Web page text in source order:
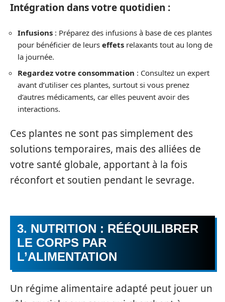
Intégration dans votre quotidien :
Infusions : Préparez des infusions à base de ces plantes
pour bénéficier de leurs effets relaxants tout au long de
la journée.
Regardez votre consommation : Consultez un expert
avant d’utiliser ces plantes, surtout si vous prenez
d’autres médicaments, car elles peuvent avoir des
interactions.
Ces plantes ne sont pas simplement des
solutions temporaires, mais des alliées de
votre santé globale, apportant à la fois
réconfort et soutien pendant le sevrage.
3. NUTRITION : RÉÉQUILIBRER
LE CORPS PAR
L’ALIMENTATION
Un régime alimentaire adapté peut jouer un